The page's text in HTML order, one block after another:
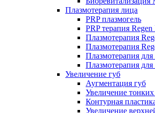
Плазмотерапия лица
PRP плазмогель
PRP терапия
Плазмотерапия
Плазмотерапия
Плазмотерапия
Плазмотерапия
Увеличение губ
Аугментация губ
Увеличение тонких
Контурная
Увеличение